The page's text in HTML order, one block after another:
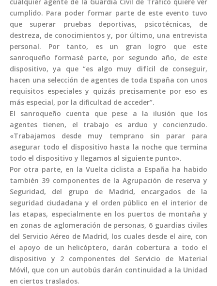
cumplido. Para poder formar parte de este evento tuvo
que superar pruebas deportivas, psicotécnicas, de
destreza, de conocimientos y, por último, una entrevista
personal. Por tanto, es un gran logro que este
sanroqueño formasé parte, por segundo año, de este
dispositivo, ya que “es algo muy difícil de conseguir,
hacen una selección de agentes de toda España con unos
requisitos especiales y quizás precisamente por eso es
más especial, por la dificultad de acceder”.
El sanroqueño cuenta que pese a la ilusión que los
agentes tienen, el trabajo es arduo y concienzudo.
«Trabajamos desde muy temprano sin parar para
asegurar todo el dispositivo hasta la noche que termina
todo el dispositivo y llegamos al siguiente punto».
Por otra parte, en la Vuelta ciclista a España ha habido
también 39 componentes de la Agrupación de reserva y
Seguridad, del grupo de Madrid, encargados de la
seguridad ciudadana y el orden público en el interior de
las etapas, especialmente en los puertos de montaña y
en zonas de aglomeración de personas, 6 guardias civiles
del Servicio Aéreo de Madrid, los cuales desde el aire, con
el apoyo de un helicóptero, darán cobertura a todo el
dispositivo y 2 componentes del Servicio de Material
Móvil, que con un autobús darán continuidad a la Unidad
en ciertos traslados.